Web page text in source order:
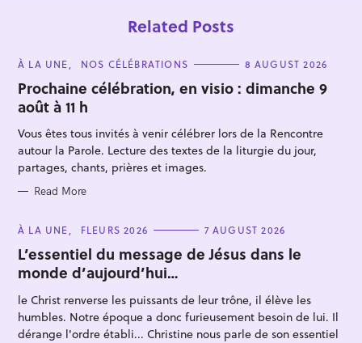
Related Posts
C
T
E
G
O
R
I
E
S
À LA UNE NOS CÉLÉBRATIONS 8 AUGUST 2026
Prochaine célébration, en visio : dimanche 9
août à 11 h
Vous êtes tous invités à venir célébrer lors de la Rencontre
autour la Parole. Lecture des textes de la liturgie du jour,
partages, chants, prières et images.
Read More
C
T
E
G
O
R
I
E
S
À LA UNE FLEURS 2026 7 AUGUST 2026
L’essentiel du message de Jésus dans le
monde d’aujourd’hui…
le Christ renverse les puissants de leur trône, il élève les
humbles. Notre époque a donc furieusement besoin de lui. Il
dérange l'ordre établi... Christine nous parle de son essentiel